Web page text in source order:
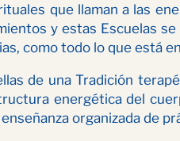
que llaman a las
y estas Escuelas
como todo lo que está
de una Tradición
energética del
organizada de